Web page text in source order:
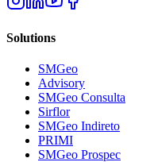
Solutions
SMGeo
Advisory
SMGeo Consulta
Sirflor
SMGeo Indireto
PRIMI
SMGeo Prospec